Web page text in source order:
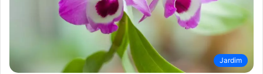
Jardim